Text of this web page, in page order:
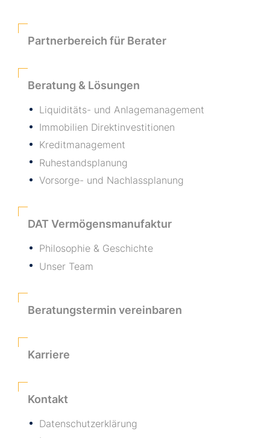
Partnerbereich für Berater
Beratung & Lösungen
Liquiditäts- und Anlagemanagement
Immobilien Direktinvestitionen
Kreditmanagement
Ruhestandsplanung
Vorsorge- und Nachlassplanung
DAT Vermögensmanufaktur
Philosophie & Geschichte
Unser Team
Beratungstermin vereinbaren
Karriere
Kontakt
Datenschutzerklärung